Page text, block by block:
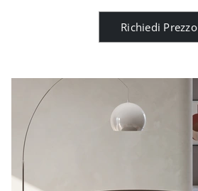
Richiedi Prezzo